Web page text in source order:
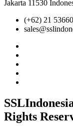
Jakarta 11530
(+62) 21
Rights